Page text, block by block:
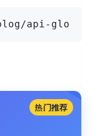
api-
热门推荐